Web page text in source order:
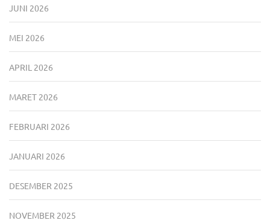
JUNI 2026
MEI 2026
APRIL 2026
MARET 2026
FEBRUARI 2026
JANUARI 2026
DESEMBER 2025
NOVEMBER 2025